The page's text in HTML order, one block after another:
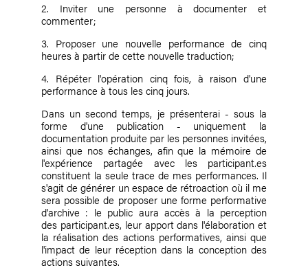
2. Inviter une personne à documenter et
commenter;
3. Proposer une nouvelle performance de cinq
heures à partir de cette nouvelle traduction;
4. Répéter l'opération cinq fois, à raison d'une
performance à tous les cinq jours.
Dans un second temps, je présenterai - sous la
forme d'une publication - uniquement la
documentation produite par les personnes invitées,
ainsi que nos échanges, afin que la mémoire de
l'expérience partagée avec les participant.es
constituent la seule trace de mes performances. Il
s'agit de générer un espace de rétroaction où il me
sera possible de proposer une forme performative
d'archive : le public aura accès à la perception
des participant.es, leur apport dans l'élaboration et
la réalisation des actions performatives, ainsi que
l'impact de leur réception dans la conception des
actions suivantes.